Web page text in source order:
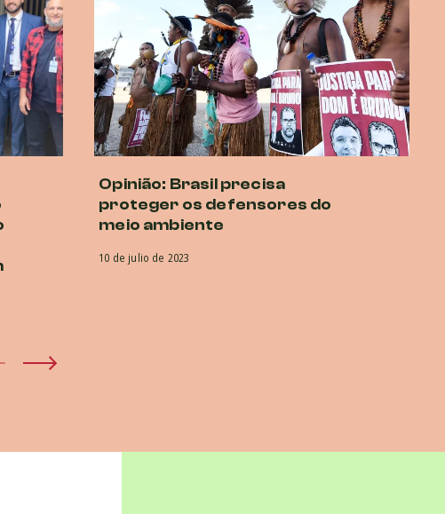
Opinião: Brasil precisa
proteger os defensores do
meio ambiente
10 de julio de 2023